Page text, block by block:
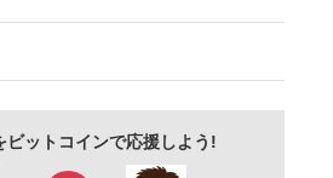
ビットコインで応援しよう!